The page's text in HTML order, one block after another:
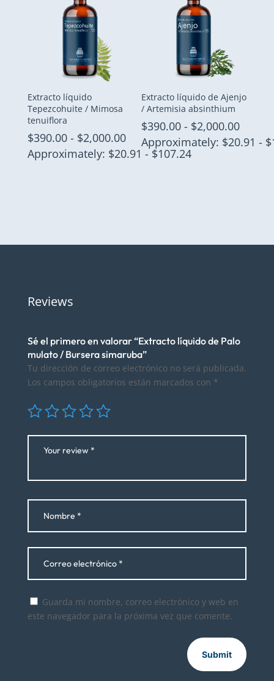
Extracto líquido
Tepezcohuite / Mimosa
tenuiflora
$390.00 - $2,000.00Rango
de
Approximately: $20.91 - $107.24
Extracto líquido de Ajenjo
/ Artemisia absinthium
$390.00 - $2,000.00Rango
de
Approximately: $20.91 -
Reviews
Sé el primero en valorar “Extracto líquido de Palo
mulato / Bursera simaruba”
Tu dirección de correo electrónico no será publicada.
Los campos obligatorios están marcados con *
Guarda mi nombre, correo electrónico y web en
este navegador para la próxima vez que comente.
Submit